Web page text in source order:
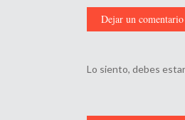
Dejar un comentario
Lo siento, debes estar